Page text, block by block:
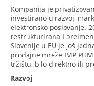
Kompanija je
investirano u razvoj,
elektronsko poslovanje.
restrukturirana I
Slovenije u EU je još
prodajne mreže IMP
tržištu, bilo direktno ili
Razvoj